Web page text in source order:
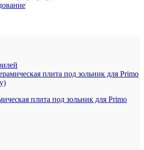
плита под зольник для Primo